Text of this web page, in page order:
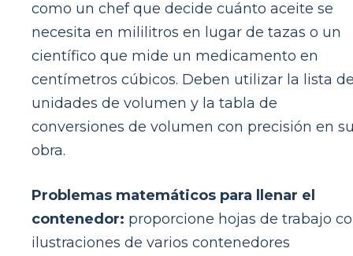
como un chef que decide cuánto aceite se
necesita en mililitros en lugar de tazas o un
científico que mide un medicamento en
centímetros cúbicos. Deben utilizar la lista
unidades de volumen y la tabla de
conversiones de volumen con precisión en
obra.
Problemas matemáticos para llenar el
contenedor: proporcione hojas de trabajo
ilustraciones de varios contenedores